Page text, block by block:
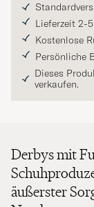
Lieferzeit 2-
Kostenlose
Persönliche
Dieses
verkaufen.
Derbys mit
äußerster